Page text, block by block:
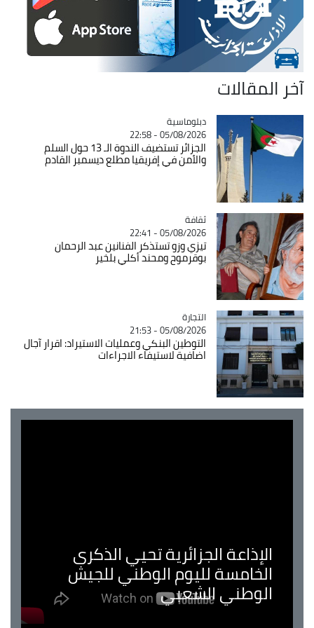
آخر المقالات
Catégorie
دبلوماسية
05/08/2026 - 22:58
الجزائر تستضيف الندوة الـ 13 حول السلم
والأمن في إفريقيا مطلع ديسمبر القادم
Catégorie
ثقافة
05/08/2026 - 22:41
تيزي وزو تستذكر الفنانين عبد الرحمان
بوقرموح ومحند أكلي بلخير
Catégorie
التجارة
05/08/2026 - 21:53
التوطين البنكي وعمليات الاستيراد: اقرار آجال
اضافية لاستيفاء الاجراءات
الإذاعة الجزائرية تحيي الذكرى
الخامسة لليوم الوطني للجيش
الوطني الشعبي